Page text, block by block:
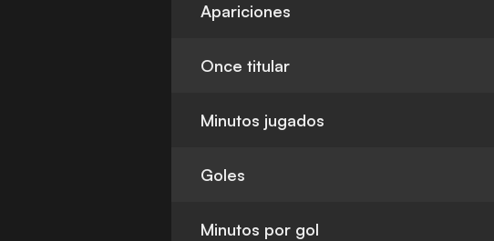
Apariciones
Once titular
Minutos jugados
Goles
Minutos por gol